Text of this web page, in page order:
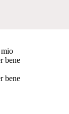
mio
bene
bene